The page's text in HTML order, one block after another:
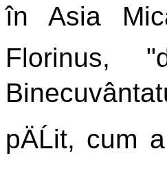
în Asia
Florinus,
pÄĹit, cum